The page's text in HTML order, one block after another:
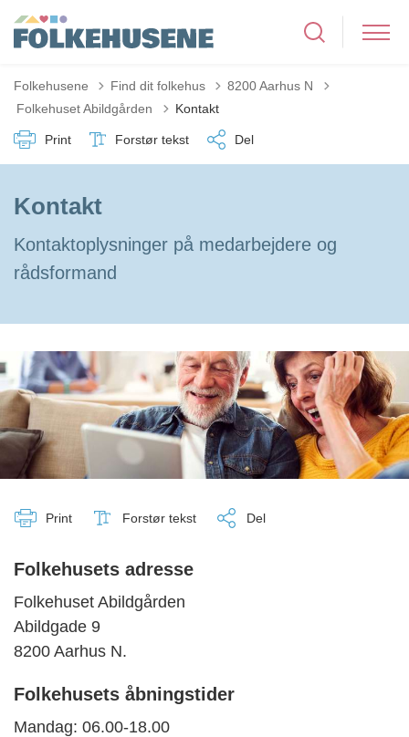
Folkehusene Find dit folkehus
8200 Aarhus N
Tilbage til
Folkehuset Abildgården Kontakt
Print Forstør tekst Del
Kontakt
Kontaktoplysninger på medarbejdere og
rådsformand
Print Forstør tekst Del
Folkehusets adresse
Folkehuset Abildgården
Abildgade 9
8200 Aarhus N.
Folkehusets åbningstider
Mandag: 06.00-18.00